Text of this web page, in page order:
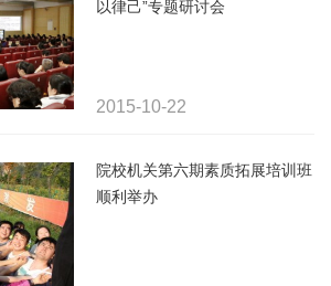
以律己”专题研讨会
2015-10-22
院校机关第六期素质拓展培训班
顺利举办